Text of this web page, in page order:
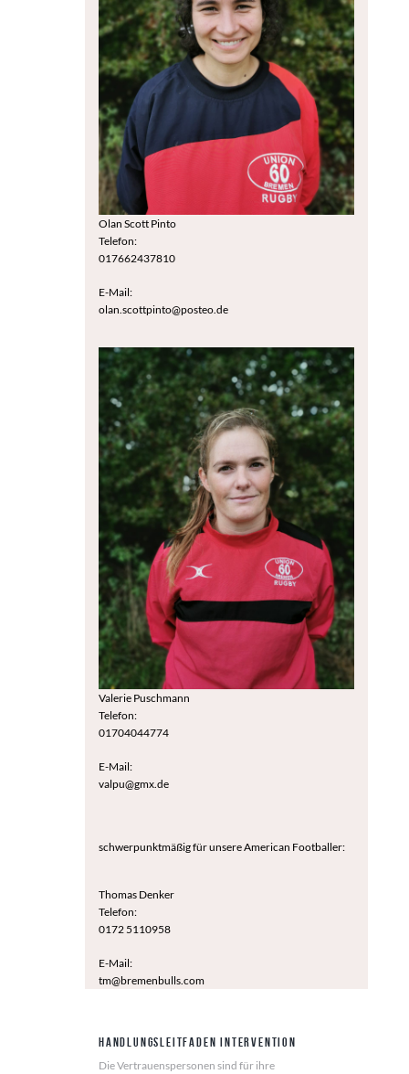
Olan Scott Pinto
Telefon:
017662437810
E-Mail:
olan.scottpinto@posteo.de
Valerie Puschmann
Telefon:
01704044774
E-Mail:
valpu@gmx.de
schwerpunktmäßig für unsere American Footballer:
Thomas Denker
Telefon:
0172 5110958
E-Mail:
tm@bremenbulls.com
Handlungsleitfaden Intervention
Die Vertrauenspersonen sind für ihre